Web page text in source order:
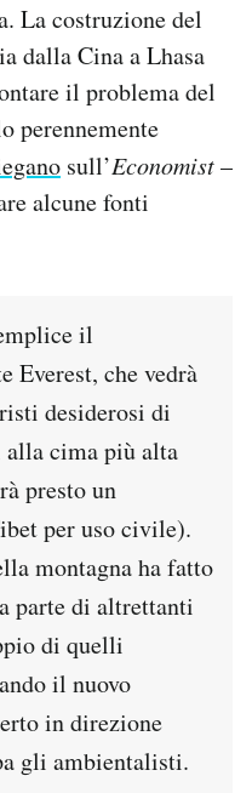
La costruzione del
dalla Cina a Lhasa
il problema del
perennemente
sull’Economist–
alcune fonti
il
Everest, che vedrà
desiderosi di
alla cima più alta
presto un
per uso civile).
montagna ha fatto
parte di altrettanti
di quelli
il nuovo
in direzione
gli ambientalisti.